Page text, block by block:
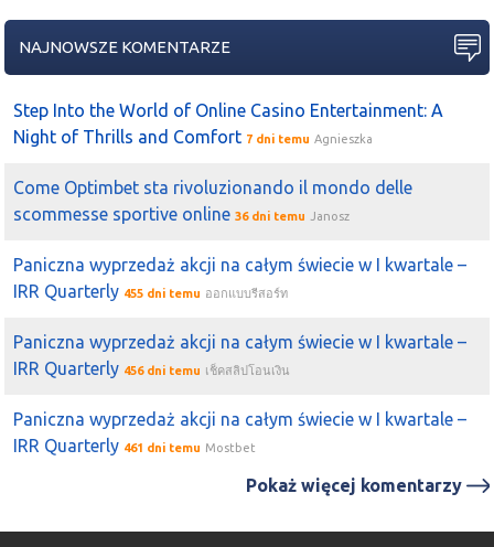
NAJNOWSZE KOMENTARZE
Step Into the World of Online Casino Entertainment: A
Night of Thrills and Comfort 7 dni temu Agnieszka
Come Optimbet sta rivoluzionando il mondo delle
scommesse sportive online 36 dni temu Janosz
Paniczna wyprzedaż akcji na całym świecie w I kwartale –
IRR Quarterly 455 dni temu ออกแบบรีสอร์ท
Paniczna wyprzedaż akcji na całym świecie w I kwartale –
IRR Quarterly 456 dni temu เช็คสลิปโอนเงิน
Paniczna wyprzedaż akcji na całym świecie w I kwartale –
IRR Quarterly 461 dni temu Mostbet
Pokaż więcej komentarzy